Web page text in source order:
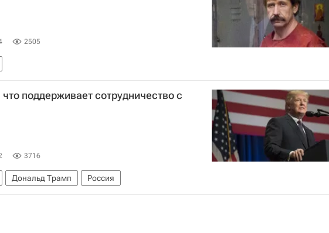
2505
поддерживает сотрудничество с
3716
Дональд Трамп Россия